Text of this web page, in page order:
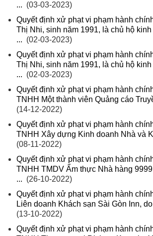
... (03-03-2023)
Quyết định xử phạt vi phạm hành
Thị Nhi, sinh năm 1991, là chủ hộ
... (02-03-2023)
Quyết định xử phạt vi phạm hành
Thị Nhi, sinh năm 1991, là chủ hộ
... (02-03-2023)
Quyết định xử phạt vi phạm hành
TNHH Một thành viên Quảng cáo
(14-12-2022)
Quyết định xử phạt vi phạm hành
TNHH Xây dựng Kinh doanh Nhà và
(08-11-2022)
Quyết định xử phạt vi phạm hành
TNHH TMDV Ẩm thực Nhà hàng
... (26-10-2022)
Quyết định xử phạt vi phạm hành
Liên doanh Khách sạn Sài Gòn Inn,
(13-10-2022)
Quyết định xử phạt vi phạm hành